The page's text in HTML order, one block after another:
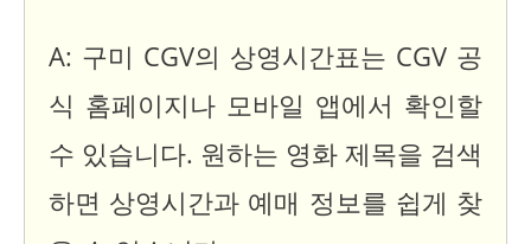
A: 구미 CGV의 상영시간표는 CGV 공
식 홈페이지나 모바일 앱에서 확인할
수 있습니다. 원하는 영화 제목을 검색
하면 상영시간과 예매 정보를 쉽게 찾